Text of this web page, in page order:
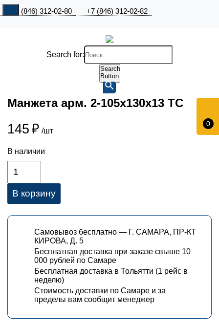
+7 (846) 312-02-80 +7 (846) 312-02-82
0
Search for:
Search
Button
Манжета арм. 2-105х130х13 TC
145 ₽ /шт
В наличии
В корзину
Самовывоз бесплатно — Г. САМАРА, ПР-КТ
КИРОВА, Д. 5
Бесплатная доставка при заказе свыше 10
000 рублей по Самаре
Бесплатная доставка в Тольятти (1 рейс в
неделю)
Стоимость доставки по Самаре и за
пределы вам сообщит менеджер